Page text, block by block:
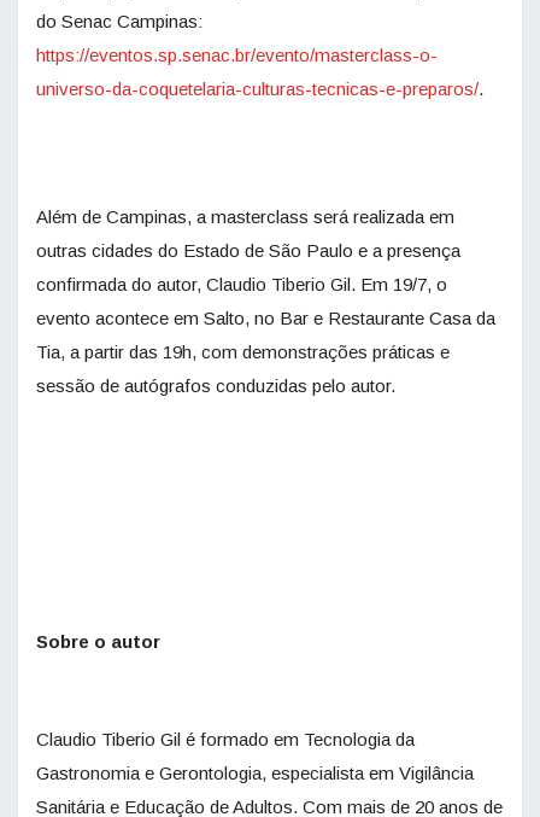
do Senac Campinas:
https://eventos.sp.senac.br/evento/masterclass-o-
universo-da-coquetelaria-culturas-tecnicas-e-preparos/.
Além de Campinas, a masterclass será realizada em
outras cidades do Estado de São Paulo e a presença
confirmada do autor, Claudio Tiberio Gil. Em 19/7, o
evento acontece em Salto, no Bar e Restaurante Casa da
Tia, a partir das 19h, com demonstrações práticas e
sessão de autógrafos conduzidas pelo autor.
Sobre o autor
Claudio Tiberio Gil é formado em Tecnologia da
Gastronomia e Gerontologia, especialista em Vigilância
Sanitária e Educação de Adultos. Com mais de 20 anos de